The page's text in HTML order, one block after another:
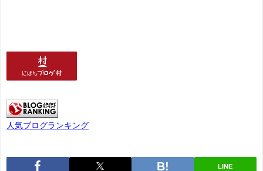
人気ブログランキング
LINE